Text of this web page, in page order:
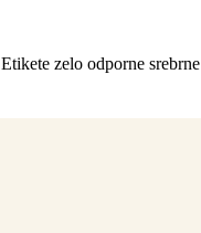
Etikete zelo odporne srebrne